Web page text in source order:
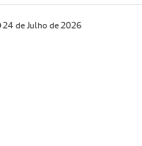
24 de Julho de 2026